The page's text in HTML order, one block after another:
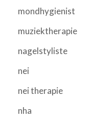
mondhygienist
muziektherapie
nagelstyliste
nei
nei therapie
nha